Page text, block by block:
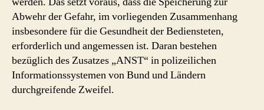
Abwehr der Gefahr, im vorliegenden Zusammenhang
insbesondere für die Gesundheit der Bediensteten,
erforderlich und angemessen ist. Daran bestehen
bezüglich des Zusatzes „ANST“ in polizeilichen
Informationssystemen von Bund und Ländern
durchgreifende Zweifel.